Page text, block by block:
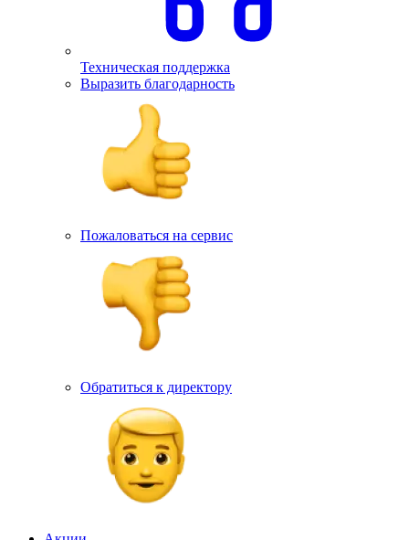
Техническая поддержка
Выразить благодарность
Пожаловаться на сервис
Обратиться к директору